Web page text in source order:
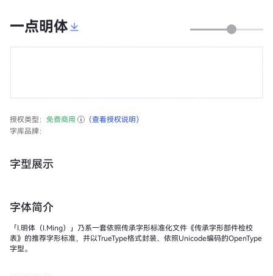
一点明体
授权类型： 免费商用
（查看授权说明）
字库品牌：
字型展示
字体简介
「I.明体（I.Ming）」乃系一套依照传承字形标准化文件《传承字形部件检校
表》的推荐字形标准，并以TrueType格式封装、依照Unicode编码的OpenType
字型。